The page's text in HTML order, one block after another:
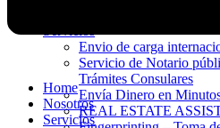
Envio de carga
Servicio de Notario
Trámites Consulares
Envía Dinero en
REAL ESTATE
Home
Nosotros
Servicios